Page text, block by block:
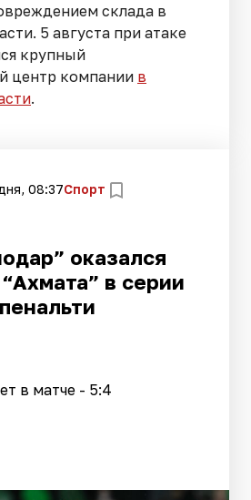
склада в
5 августа при атаке
крупный
центр компании в
.
08:37Спорт
оказался
в серии
пенальти
в матче - 5:4